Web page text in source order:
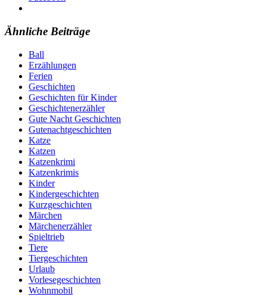
Ähnliche Beiträge
Ball
Erzählungen
Ferien
Geschichten
Geschichten für Kinder
Geschichtenerzähler
Gute Nacht Geschichten
Gutenachtgeschichten
Katze
Katzen
Katzenkrimi
Katzenkrimis
Kinder
Kindergeschichten
Kurzgeschichten
Märchen
Märchenerzähler
Spieltrieb
Tiere
Tiergeschichten
Urlaub
Vorlesegeschichten
Wohnmobil